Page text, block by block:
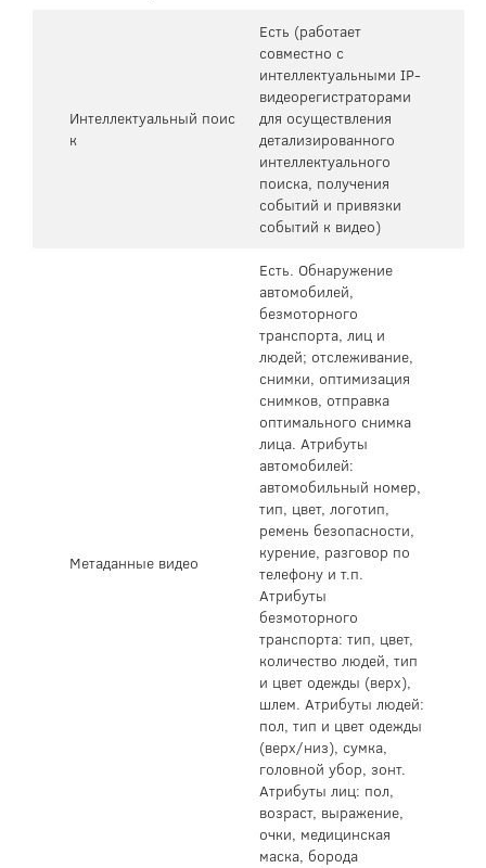
Интеллектуальный поис
к
Есть (работает
совместно с
интеллектуальными IP-
видеорегистраторами
для осуществления
детализированного
интеллектуального
поиска, получения
событий и привязки
событий к видео)
Метаданные видео
Есть. Обнаружение
автомобилей,
безмоторного
транспорта, лиц и
людей; отслеживание,
снимки, оптимизация
снимков, отправка
оптимального снимка
лица. Атрибуты
автомобилей:
автомобильный номер,
тип, цвет, логотип,
ремень безопасности,
курение, разговор по
телефону и т.п.
Атрибуты
безмоторного
транспорта: тип, цвет,
количество людей, тип
и цвет одежды (верх),
шлем. Атрибуты людей:
пол, тип и цвет одежды
(верх/низ), сумка,
головной убор, зонт.
Атрибуты лиц: пол,
возраст, выражение,
очки, медицинская
маска, борода